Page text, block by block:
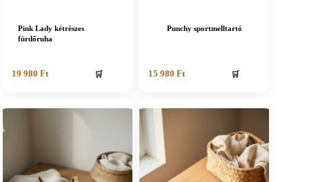
Pink Lady kétrészes
fürdőruha
19 980 Ft 🛒
Punchy sportmelltartó
15 980 Ft 🛒